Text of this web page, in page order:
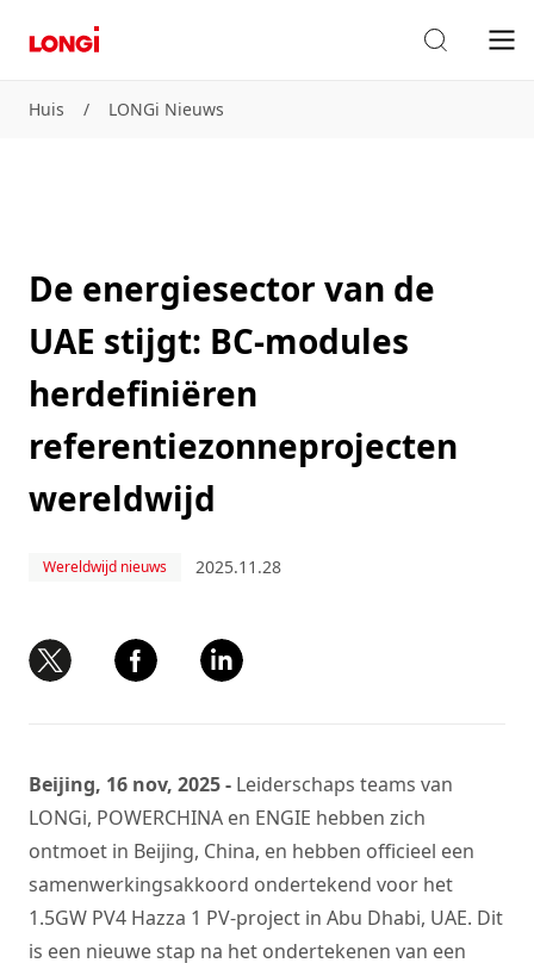
Huis / LONGi Nieuws
De energiesector van de
UAE stijgt: BC-modules
herdefiniëren
referentiezonneprojecten
wereldwijd
Wereldwijd nieuws 2025.11.28
Beijing, 16 nov, 2025 - Leiderschaps teams van
LONGi, POWERCHINA en ENGIE hebben zich
ontmoet in Beijing, China, en hebben officieel een
samenwerkingsakkoord ondertekend voor het
1.5GW PV4 Hazza 1 PV-project in Abu Dhabi, UAE. Dit
is een nieuwe stap na het ondertekenen van een